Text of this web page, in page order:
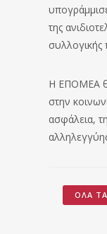
της
συλλογικής
Η ΕΠΟΜΕΑ
στην
ασφάλεια,
ΌΛΑ